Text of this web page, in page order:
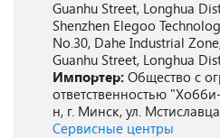
Guanhu Street, Longhua
Shenzhen Elegoo
No.30, Dahe Industrial
Guanhu Street, Longhua
Импортер: Общество с
ответственностью
н, г. Минск, ул.
Сервисные центры